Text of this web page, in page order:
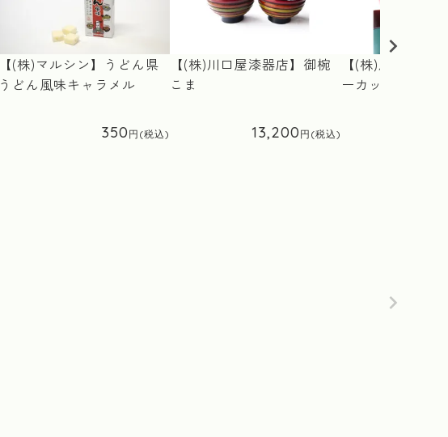
【(株)マルシン】うどん県
うどん風味キャラメル
350
【(株)川口屋漆器店】御椀
こま
13,200
【(株)川口屋漆
ーカップ